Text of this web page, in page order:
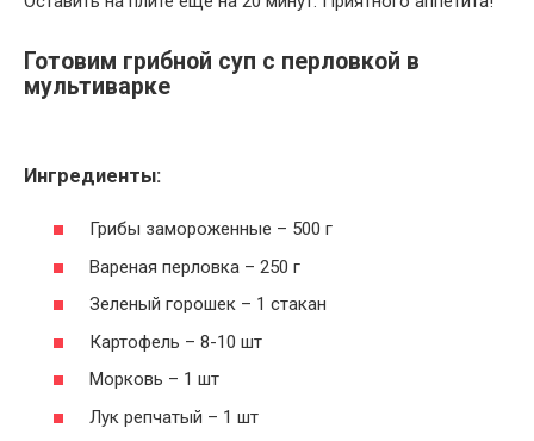
Готовим грибной суп с перловкой в
мультиварке
Ингредиенты:
Грибы замороженные – 500 г
Вареная перловка – 250 г
Зеленый горошек – 1 стакан
Картофель – 8-10 шт
Морковь – 1 шт
Лук репчатый – 1 шт